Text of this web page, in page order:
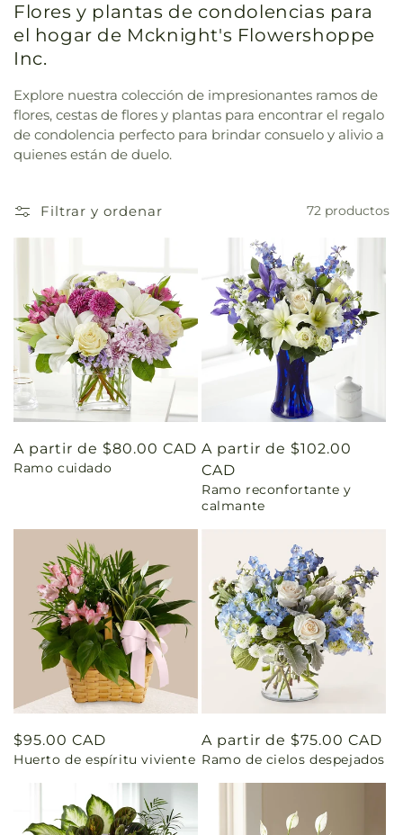
Flores y plantas de condolencias para
el hogar de Mcknight's Flowershoppe
Inc.
Explore nuestra colección de impresionantes ramos de
flores, cestas de flores y plantas para encontrar el regalo
de condolencia perfecto para brindar consuelo y alivio a
quienes están de duelo.
Filtrar y ordenar 72 productos
Precio
habitual
A partir de $80.00 CAD
Ramo cuidado
Precio
habitual
A partir de $102.00
CAD
Ramo reconfortante y
calmante
Precio
habitual
$95.00 CAD
Huerto de espíritu viviente
Precio
habitual
A partir de $75.00 CAD
Ramo de cielos despejados